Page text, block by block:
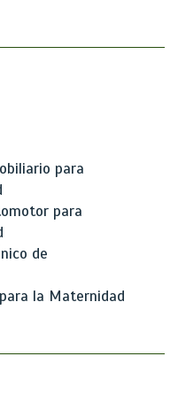
para
para
de
la Maternidad